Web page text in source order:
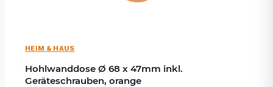
HEIM & HAUS
Hohlwanddose Ø 68 x 47mm inkl.
Geräteschrauben, orange